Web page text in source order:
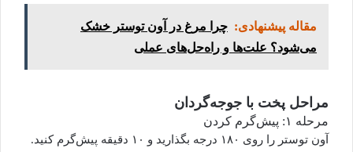
مقاله پیشنهادی: چرا مرغ در آون توستر خشک
می‌شود؟ علت‌ها و راه‌حل‌های عملی
مراحل پخت با جوجه‌گردان
مرحله ۱: پیش‌گرم کردن
آون توستر را روی ۱۸۰ درجه بگذارید و ۱۰ دقیقه پیش‌گرم کنید.